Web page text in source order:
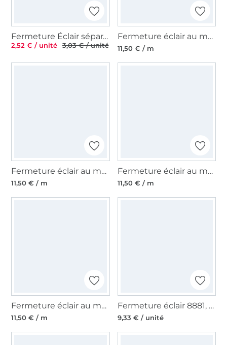
Fermeture Éclair séparable plastique à dents, 40 cm, bleu foncé
2,52 € / unité 3,03 € / unité
Fermeture éclair au mètre noir, multicolore
11,50 € / m
Fermeture éclair au mètre, orange néon
11,50 € / m
Fermeture éclair au mètre, fuchsia néon
11,50 € / m
Fermeture éclair au mètre, turquoise
11,50 € / m
Fermeture éclair 8881, blanc
9,33 € / unité